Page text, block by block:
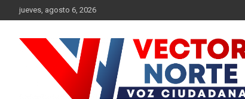
Saltar
al
jueves, agosto 6, 2026